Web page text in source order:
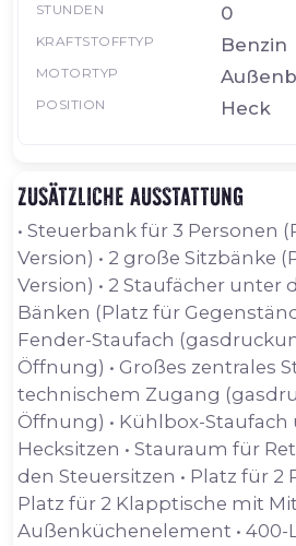
STUNDEN 0
KRAFTSTOFFTYP Benzin
MOTORTYP
POSITION Heck
Zusätzliche Ausstattung
• Steuerbank für 3 Personen
Version) • 2 große Sitzbänke
Version) • 2 Staufächer unter
Bänken (Platz für
Fender-Staufach
Öffnung) • Großes zentrales
technischem Zugang
Öffnung) • Kühlbox-Staufach
Hecksitzen • Stauraum für
den Steuersitzen • Platz für 2
Platz für 2 Klapptische mit
Außenküchenelement • 400-